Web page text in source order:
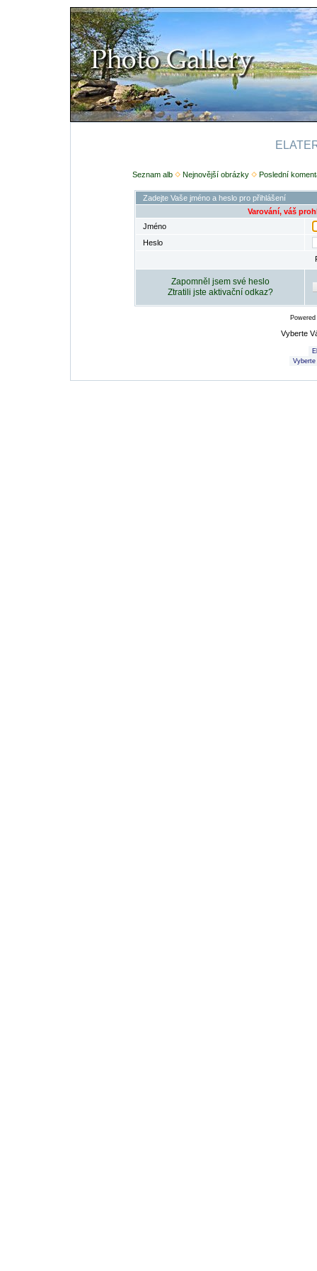
Seznam alb Nejnovější obrázky Poslední
Zadejte Vaše jméno a heslo pro přihlášení
Varování, váš
Jméno
Heslo
Zapomněl jsem své heslo
Ztratili jste aktivační odkaz?
Vyberte